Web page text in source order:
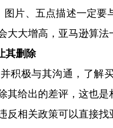
图片、五点描述一定要
大大增高，亚马逊算法
其删除
积极与其沟通，了解
其给出的差评，这也是
反相关政策可以直接找